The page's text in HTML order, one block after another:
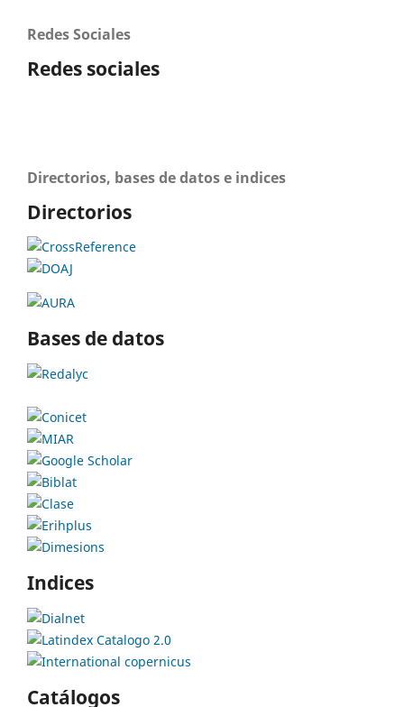
Redes Sociales
Redes sociales
Directorios, bases de datos e indices
Directorios
Bases de datos
Indices
Catálogos